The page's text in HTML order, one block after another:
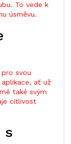
To vede k
úsměvu.
svou
ať už
také svým
citlivost
s